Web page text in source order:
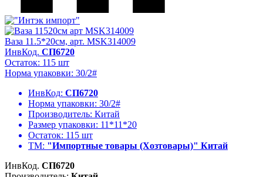
Ваза 11.5*20см, арт. MSK314009
ИнвКод. СП6720
Остаток: 115 шт
Норма упаковки: 30/2#
ИнвКод: СП6720
Норма упаковки: 30/2#
Производитель: Китай
Размер упаковки: 11*11*20
Остаток: 115 шт
ТМ: "Импортные товары (Хозтовары)" Китай
ИнвКод. СП6720